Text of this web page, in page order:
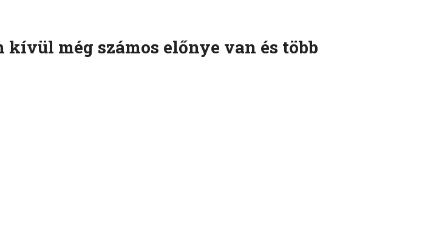
még számos előnye van és több